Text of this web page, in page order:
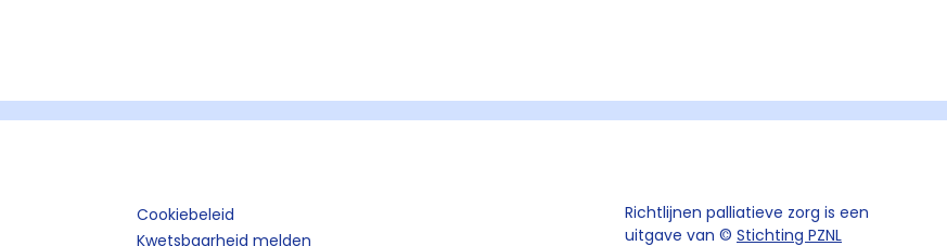
Cookiebeleid
Kwetsbaarheid melden
Richtlijnen palliatieve zorg is een
uitgave van © Stichting PZNL